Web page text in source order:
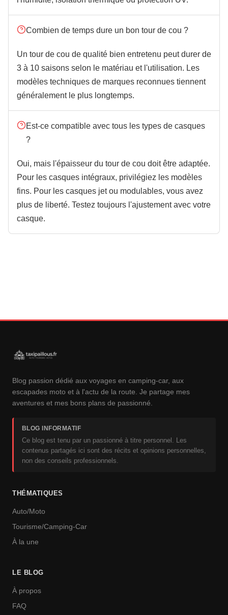
Combien de temps dure un bon tour de cou ?
Un tour de cou de qualité bien entretenu peut durer de
3 à 10 saisons selon le matériau et l'utilisation. Les
modèles techniques de marques reconnues tiennent
généralement le plus longtemps.
Est-ce compatible avec tous les types de casques
?
Oui, mais l'épaisseur du tour de cou doit être adaptée.
Pour les casques intégraux, privilégiez les modèles
fins. Pour les casques jet ou modulables, vous avez
plus de liberté. Testez toujours l'ajustement avec votre
casque.
Blog passion dédié aux voyages en camping-car, aux
escapades moto et à l'actu de la route. Je partage mes
aventures et mes bons plans de passionné.
BLOG INFORMATIF
Ce blog est tenu par un passionné à titre personnel. Les
contenus partagés ici sont des récits et opinions personnelles,
non des conseils professionnels.
THÉMATIQUES
Auto/Moto
Tourisme/Camping-Car
À la une
LE BLOG
À propos
FAQ